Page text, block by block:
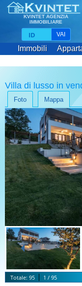
KVINTET AGENZIA
IMMOBILIARE
VAI
Immobili
Villa di lusso in
Foto Mappa
Totale: 95 1 / 95